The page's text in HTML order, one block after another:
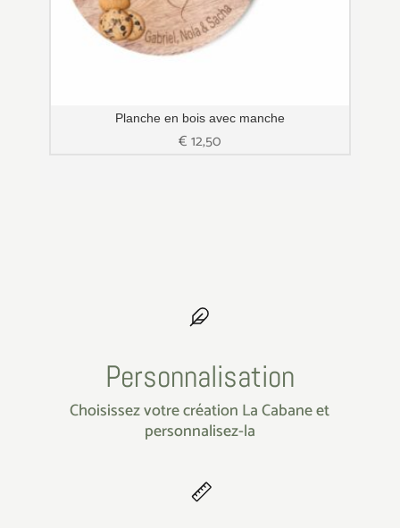
Planche en bois avec manche
€12,50
Personnalisation
Choisissez votre création La Cabane et
personnalisez-la